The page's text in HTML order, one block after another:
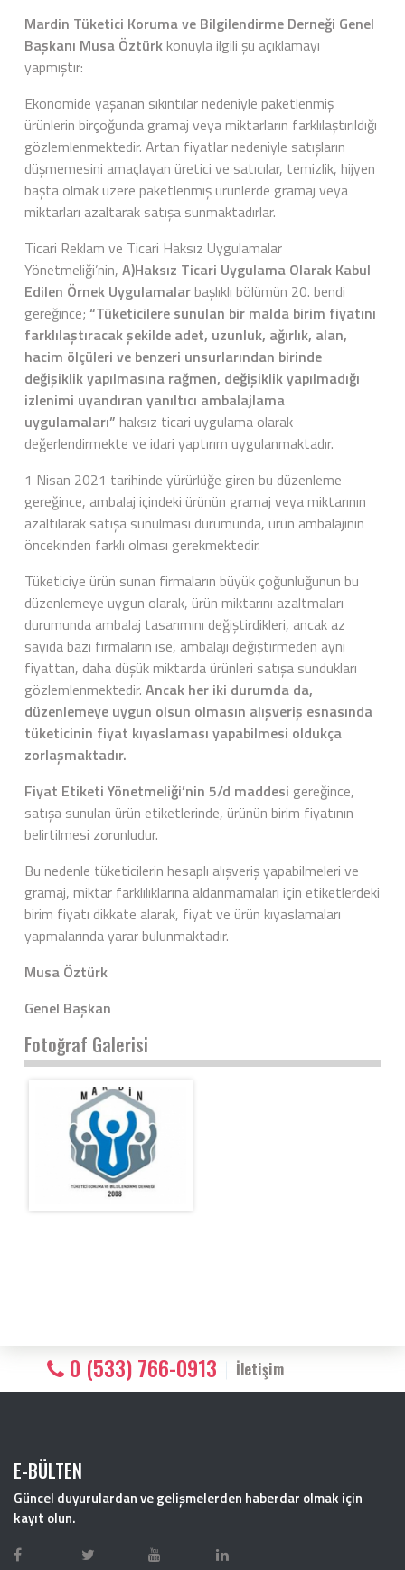
Mardin Tüketici Koruma ve Bilgilendirme Derneği Genel
Başkanı Musa Öztürkkonuyla ilgili şu açıklamayı
yapmıştır:
Ekonomide yaşanan sıkıntılar nedeniyle paketlenmiş
ürünlerin birçoğunda gramaj veya miktarların farklılaştırıldığı
gözlemlenmektedir. Artan fiyatlar nedeniyle satışların
düşmemesini amaçlayan üretici ve satıcılar, temizlik, hijyen
başta olmak üzere paketlenmiş ürünlerde gramaj veya
miktarları azaltarak satışa sunmaktadırlar.
Ticari Reklam ve Ticari Haksız Uygulamalar
Yönetmeliği’nin, A)Haksız Ticari Uygulama Olarak Kabul
Edilen Örnek Uygulamalarbaşlıklı bölümün 20. bendi
gereğince; “Tüketicilere sunulan bir malda birim fiyatını
farklılaştıracak şekilde adet, uzunluk, ağırlık, alan,
hacim ölçüleri ve benzeri unsurlarından birinde
değişiklik yapılmasına rağmen, değişiklik yapılmadığı
izlenimi uyandıran yanıltıcı ambalajlama
uygulamaları” haksız ticari uygulama olarak
değerlendirmekte ve idari yaptırım uygulanmaktadır.
1 Nisan 2021 tarihinde yürürlüğe giren bu düzenleme
gereğince, ambalaj içindeki ürünün gramaj veya miktarının
azaltılarak satışa sunulması durumunda, ürün ambalajının
öncekinden farklı olması gerekmektedir.
Tüketiciye ürün sunan firmaların büyük çoğunluğunun bu
düzenlemeye uygun olarak, ürün miktarını azaltmaları
durumunda ambalaj tasarımını değiştirdikleri, ancak az
sayıda bazı firmaların ise, ambalajı değiştirmeden aynı
fiyattan, daha düşük miktarda ürünleri satışa sundukları
gözlemlenmektedir. Ancak her iki durumda da,
düzenlemeye uygun olsun olmasın alışveriş esnasında
tüketicinin fiyat kıyaslaması yapabilmesi oldukça
zorlaşmaktadır.
Fiyat Etiketi Yönetmeliği’nin 5/d maddesi gereğince,
satışa sunulan ürün etiketlerinde, ürünün birim fiyatının
belirtilmesi zorunludur.
Bu nedenle tüketicilerin hesaplı alışveriş yapabilmeleri ve
gramaj, miktar farklılıklarına aldanmamaları için etiketlerdeki
birim fiyatı dikkate alarak, fiyat ve ürün kıyaslamaları
yapmalarında yarar bulunmaktadır.
Musa Öztürk
Genel Başkan
Fotoğraf Galerisi
0 (533) 766-0913 İletişim
E-BÜLTEN
Güncel duyurulardan ve gelişmelerden haberdar olmak için
kayıt olun.